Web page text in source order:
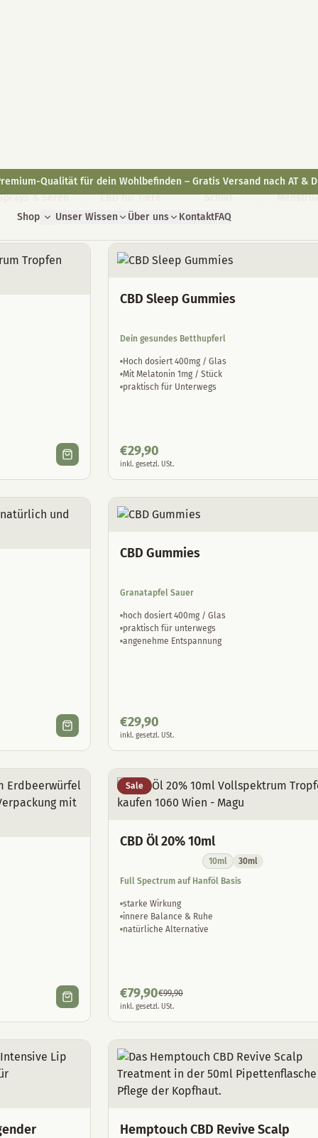
& Seren CBD für Tiere Schlaf
CBD Sleep Gummies
Dein gesundes Betthupferl
Hoch dosiert 400mg / Glas
Mit Melatonin 1mg / Stück
praktisch für Unterwegs
€29,90
inkl. gesetzl. USt.
CBD Gummies
Granatapfel Sauer
hoch dosiert 400mg / Glas
praktisch für unterwegs
angenehme Entspannung
€29,90
inkl. gesetzl. USt.
Sale
CBD Öl 20% 10ml
10ml
30ml
Full Spectrum auf Hanföl Basis
starke Wirkung
innere Balance & Ruhe
natürliche Alternative
€79,90€99,90
inkl. gesetzl. USt.
Hemptouch CBD Revive Scalp